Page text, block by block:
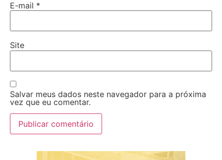
E-mail *
Site
Salvar meus dados neste navegador para a próxima
vez que eu comentar.